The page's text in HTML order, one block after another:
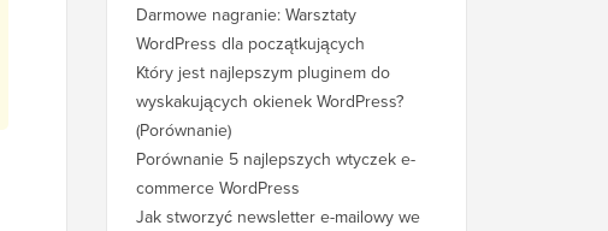
Darmowe nagranie: Warsztaty
WordPress dla początkujących
Który jest najlepszym pluginem do
wyskakujących okienek WordPress?
(Porównanie)
Porównanie 5 najlepszych wtyczek e-
commerce WordPress
Jak stworzyć newsletter e-mailowy we